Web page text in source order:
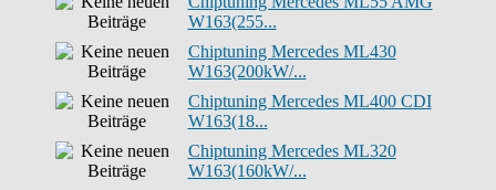
W163(255...
Chiptuning Mercedes ML430
W163(200kW/...
Chiptuning Mercedes ML400 CDI
W163(18...
Chiptuning Mercedes ML320
W163(160kW/...